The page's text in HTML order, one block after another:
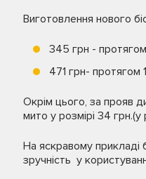
Виготовлення нового
345 грн -
471 грн- протягом
Окрім цього, за прояв
мито у розмірі 34
На яскравому прикладі
зручність у